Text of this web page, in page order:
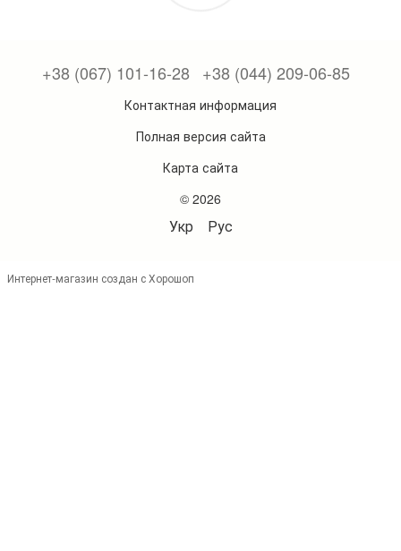
+38 (067) 101-16-28 +38 (044) 209-06-85
Контактная информация
Полная версия сайта
Карта сайта
© 2026
Укр Рус
Интернет-магазин создан с Хорошоп